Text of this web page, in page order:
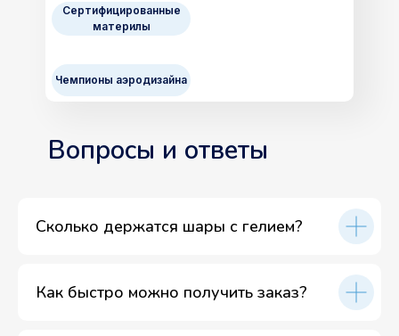
Чемпионы аэродизайна
Сертифицированные
материлы
Вопросы и ответы
Сколько держатся шары с гелием?
Как быстро можно получить заказ?